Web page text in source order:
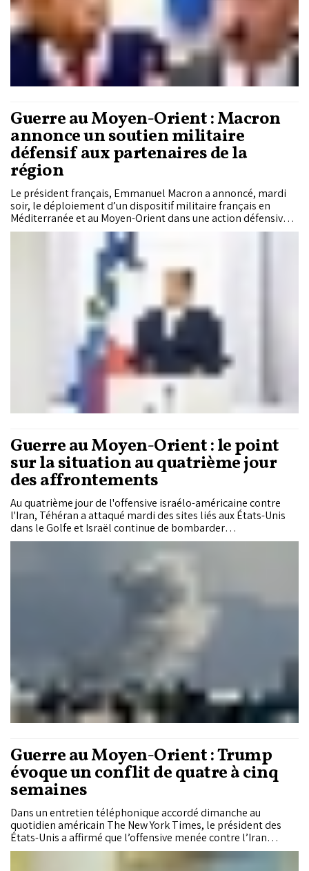
Guerre au Moyen-Orient : Macron
annonce un soutien militaire
défensif aux partenaires de la
région
Le président français, Emmanuel Macron a annoncé, mardi
soir, le déploiement d’un dispositif militaire français en
Méditerranée et au Moyen-Orient dans une action défensive
aux côtés des partenaires de la France dans la région.
Guerre au Moyen-Orient : le point
sur la situation au quatrième jour
des affrontements
Au quatrième jour de l'offensive israélo-américaine contre
l'Iran, Téhéran a attaqué mardi des sites liés aux États-Unis
dans le Golfe et Israël continue de bombarder
"simultanément" l'Iran et le Liban, où il va déployer des
soldats sur de nouvelles positions.
Guerre au Moyen-Orient : Trump
évoque un conflit de quatre à cinq
semaines
Dans un entretien téléphonique accordé dimanche au
quotidien américain The New York Times, le président des
États-Unis a affirmé que l’offensive menée contre l’Iran
pourrait durer « quatre à cinq semaines » si nécessaire,
assurant que l’opération était « en avance sur le calendrier »